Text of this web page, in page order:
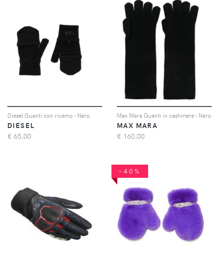
Diesel Guanti con ricamo - Nero
DIESEL
€ 65,00
Max Mara Guanti in cashmere - Nero
MAX MARA
€ 160,00
-40%